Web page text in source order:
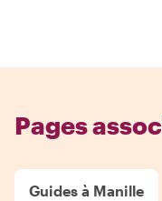
Pages
Guides à Manille